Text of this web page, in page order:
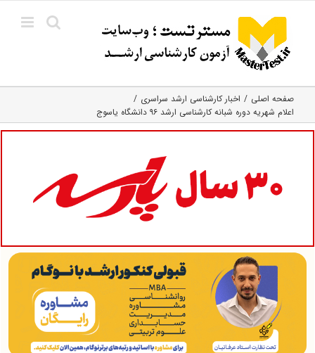
content
صفحه اصلی
اخبار کارشناسی ارشد سراسری
اعلام شهریه دوره‌ شبانه کارشناسی ارشد ۹۶ دانشگاه یاسوج